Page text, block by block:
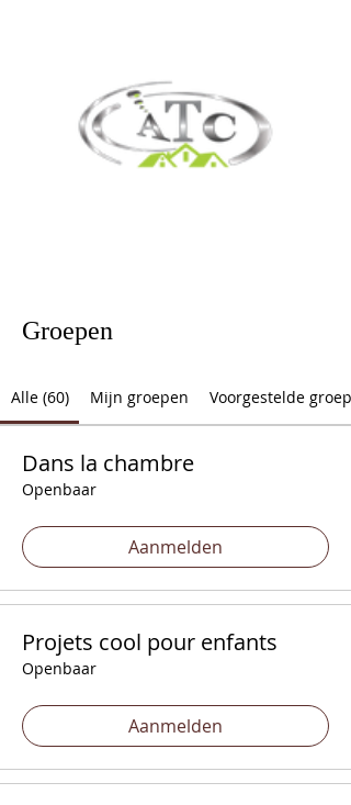
Groepen
Alle (60) Mijn groepen Voorgestelde
Dans la chambre
Openbaar
Aanmelden
Projets cool pour enfants
Openbaar
Aanmelden